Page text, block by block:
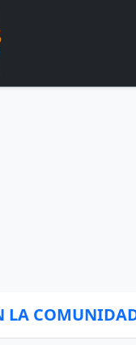
LA